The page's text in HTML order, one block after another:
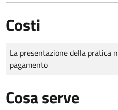
Costi
Tipo di pagamento
Importo
La presentazione della pratica
pagamento
Cosa serve